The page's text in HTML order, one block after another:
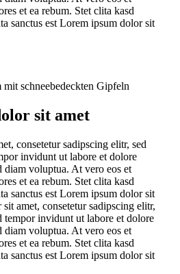
et ea rebum. Stet clita kasd
sanctus est Lorem ipsum dolor sit
sit amet
consetetur sadipscing elitr, sed
invidunt ut labore et dolore
diam voluptua. At vero eos et
et ea rebum. Stet clita kasd
sanctus est Lorem ipsum dolor sit
amet, consetetur sadipscing elitr,
tempor invidunt ut labore et dolore
diam voluptua. At vero eos et
et ea rebum. Stet clita kasd
sanctus est Lorem ipsum dolor sit